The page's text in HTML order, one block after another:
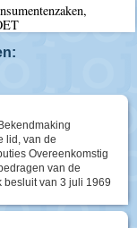
lid, van de
Overeenkomstig
van de
van 3 juli 1969